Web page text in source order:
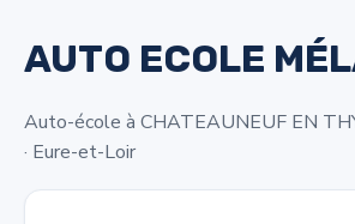
AUTO ECOLE
Auto-école à CHATEAUNEUF EN
· Eure-et-Loir